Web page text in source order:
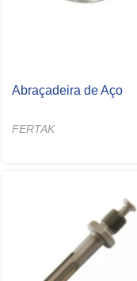
Abraçadeira de Aço
FERTAK